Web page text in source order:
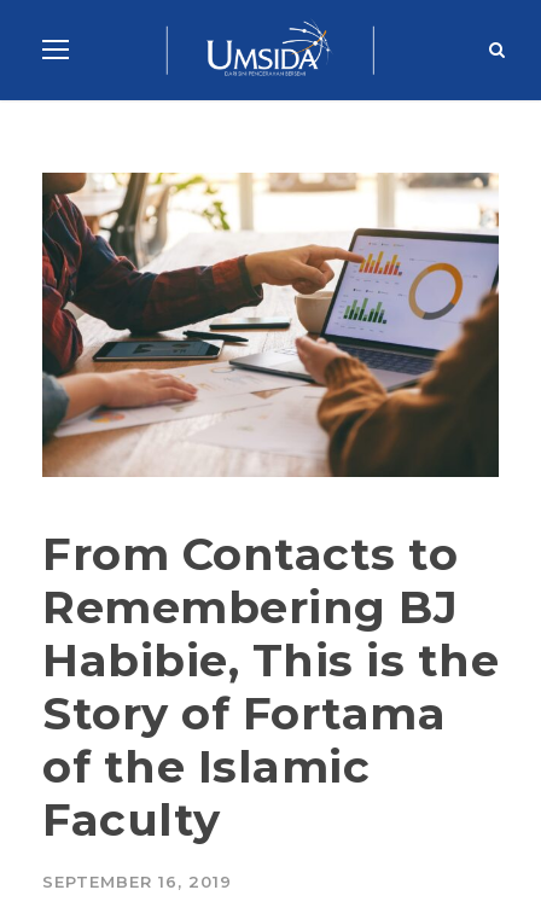
From Contacts to
Remembering BJ
Habibie, This is the
Story of Fortama
of the Islamic
Faculty
SEPTEMBER 16, 2019